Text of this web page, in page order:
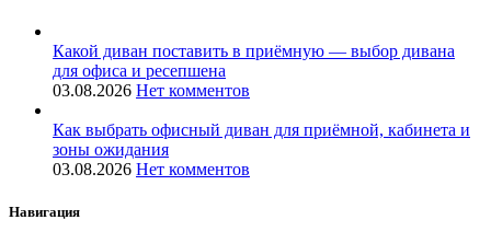
Какой диван поставить в приёмную — выбор дивана
для офиса и ресепшена
03.08.2026 Нет комментов
Как выбрать офисный диван для приёмной, кабинета и
зоны ожидания
03.08.2026 Нет комментов
Навигация